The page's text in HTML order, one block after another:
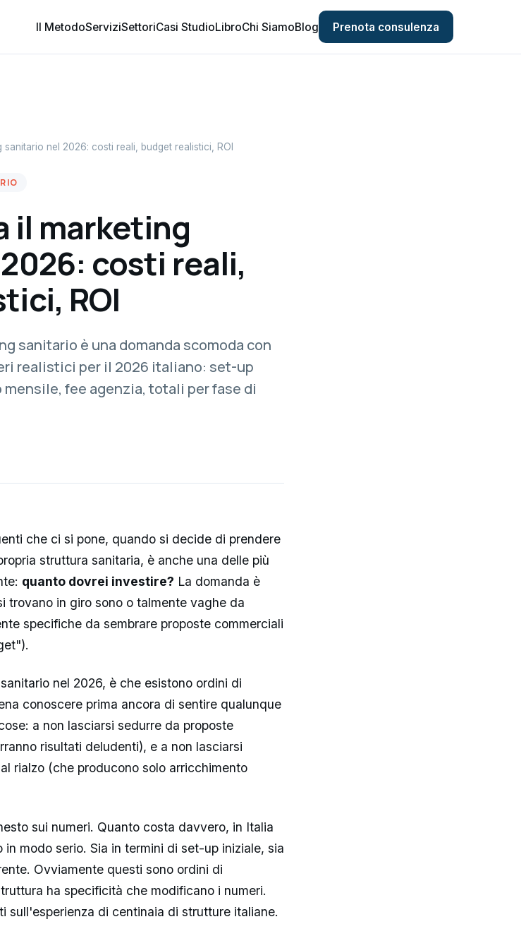
Il MetodoServiziSettoriCasi StudioLibroChi SiamoBlog Prenota consulenza
nel 2026: costi reali, budget realistici, ROI
il marketing
costi reali,
ROI
sanitario è una domanda scomoda con
realistici per il 2026 italiano: set-up
fee agenzia, totali per fase di
che ci si pone, quando si decide di prendere
struttura sanitaria, è anche una delle più
quanto dovrei investire? La domanda è
trovano in giro sono o talmente vaghe da
specifiche da sembrare proposte commerciali
nel 2026, è che esistono ordini di
conoscere prima ancora di sentire qualunque
a non lasciarsi sedurre da proposte
risultati deludenti), e a non lasciarsi
rialzo (che producono solo arricchimento
sui numeri. Quanto costa davvero, in Italia
modo serio. Sia in termini di set-up iniziale, sia
Ovviamente questi sono ordini di
ha specificità che modificano i numeri.
sull'esperienza di centinaia di strutture italiane.